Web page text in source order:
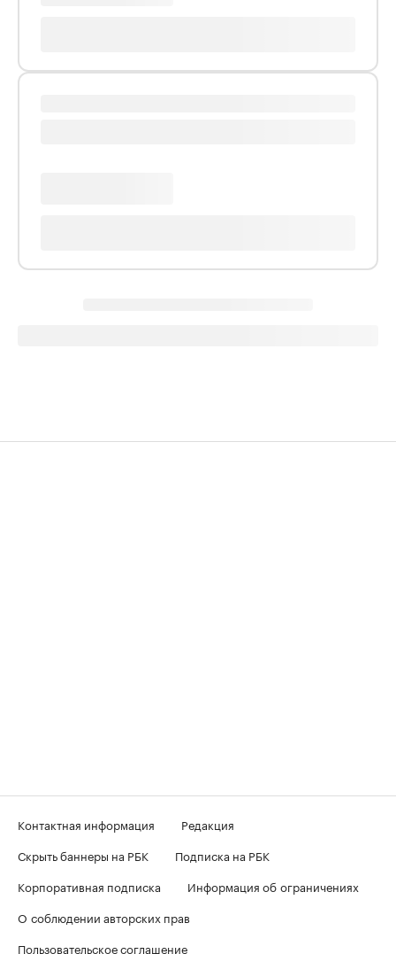
Контактная информация
Редакция
Скрыть баннеры на РБК
Подписка на РБК
Корпоративная подписка
Информация об ограничениях
О соблюдении авторских прав
Пользовательское соглашение